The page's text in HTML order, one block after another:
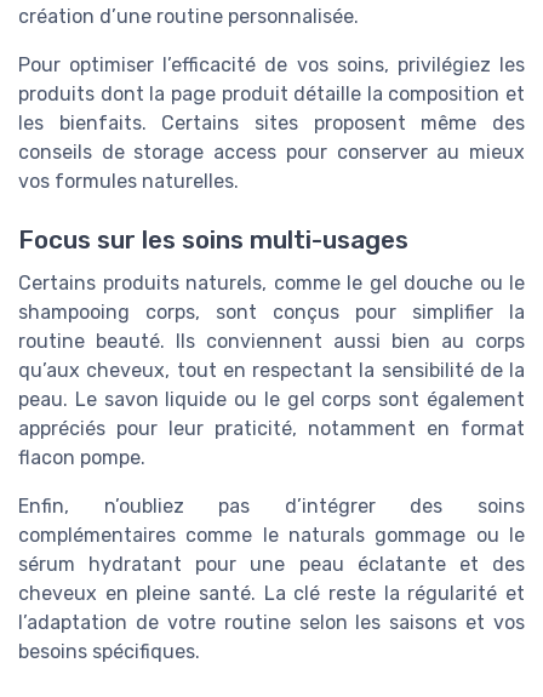
création d’une routine personnalisée.
Pour optimiser l’efficacité de vos soins, privilégiez les
produits dont la page produit détaille la composition et
les bienfaits. Certains sites proposent même des
conseils de storage access pour conserver au mieux
vos formules naturelles.
Focus sur les soins multi-usages
Certains produits naturels, comme le gel douche ou le
shampooing corps, sont conçus pour simplifier la
routine beauté. Ils conviennent aussi bien au corps
qu’aux cheveux, tout en respectant la sensibilité de la
peau. Le savon liquide ou le gel corps sont également
appréciés pour leur praticité, notamment en format
flacon pompe.
Enfin, n’oubliez pas d’intégrer des soins
complémentaires comme le naturals gommage ou le
sérum hydratant pour une peau éclatante et des
cheveux en pleine santé. La clé reste la régularité et
l’adaptation de votre routine selon les saisons et vos
besoins spécifiques.